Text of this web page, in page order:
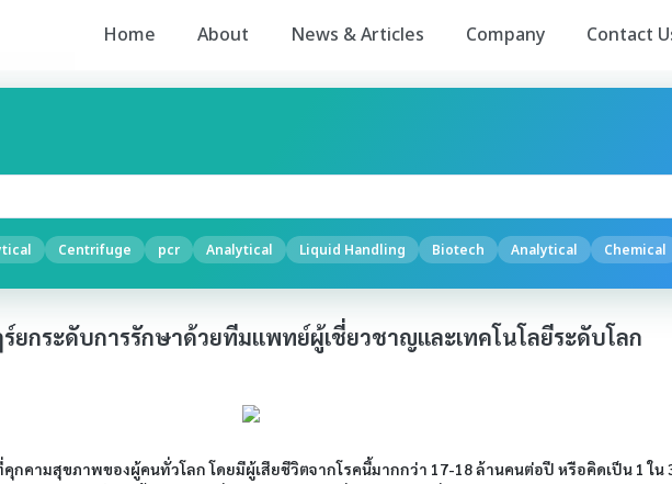
Home About News & Articles Company Contact
Centrifuge pcr Analytical Liquid Handling Biotech Analytical Chemical
ยกระดับการรักษาด้วยทีมแพทย์ผู้เชี่ยวชาญและเทคโนโลยีระดับโลก
คุกคามสุขภาพของผู้คนทั่วโลก โดยมีผู้เสียชีวิตจากโรคนี้มากกว่า 17-18 ล้านคนต่อปี หรือคิดเป็น 1 ใน